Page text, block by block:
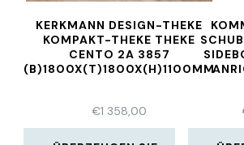
KERKMANN DESIGN-THEKE
KOMPAKT-THEKE THEKE
CENTO 2A 3857
(B)1800X(T)1800X(H)1100MM
€1 358,00